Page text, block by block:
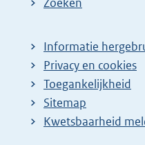
Informatie
Privacy en cookies
Toegankelijkheid
Sitemap
E
Kwetsbaarheid